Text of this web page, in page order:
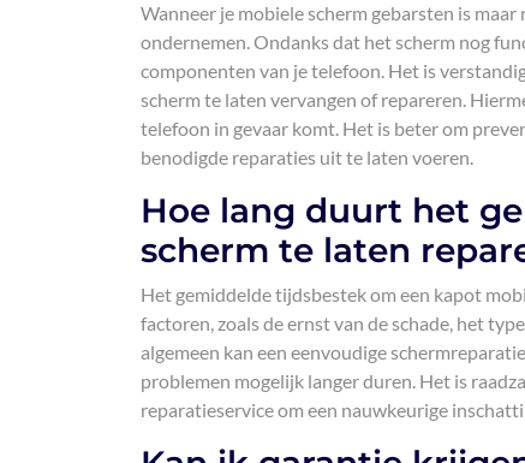
Wanneer je mobiele scherm gebarsten is
ondernemen. Ondanks dat het scherm nog
componenten van je telefoon. Het is
scherm te laten vervangen of repareren.
telefoon in gevaar komt. Het is beter om
benodigde reparaties uit te laten voeren.
Hoe lang duurt het
scherm te laten
Het gemiddelde tijdsbestek om een kapot
factoren, zoals de ernst van de schade, het
algemeen kan een eenvoudige
problemen mogelijk langer duren. Het is
reparatieservice om een nauwkeurige